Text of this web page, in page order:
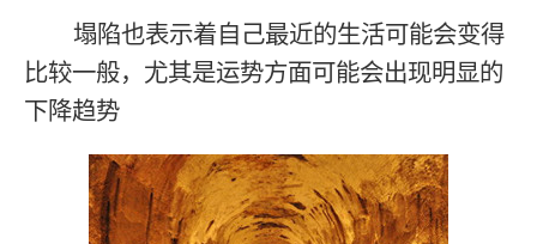
塌陷也表示着自己最近的生活可能会变得
比较一般，尤其是运势方面可能会出现明显的
下降趋势